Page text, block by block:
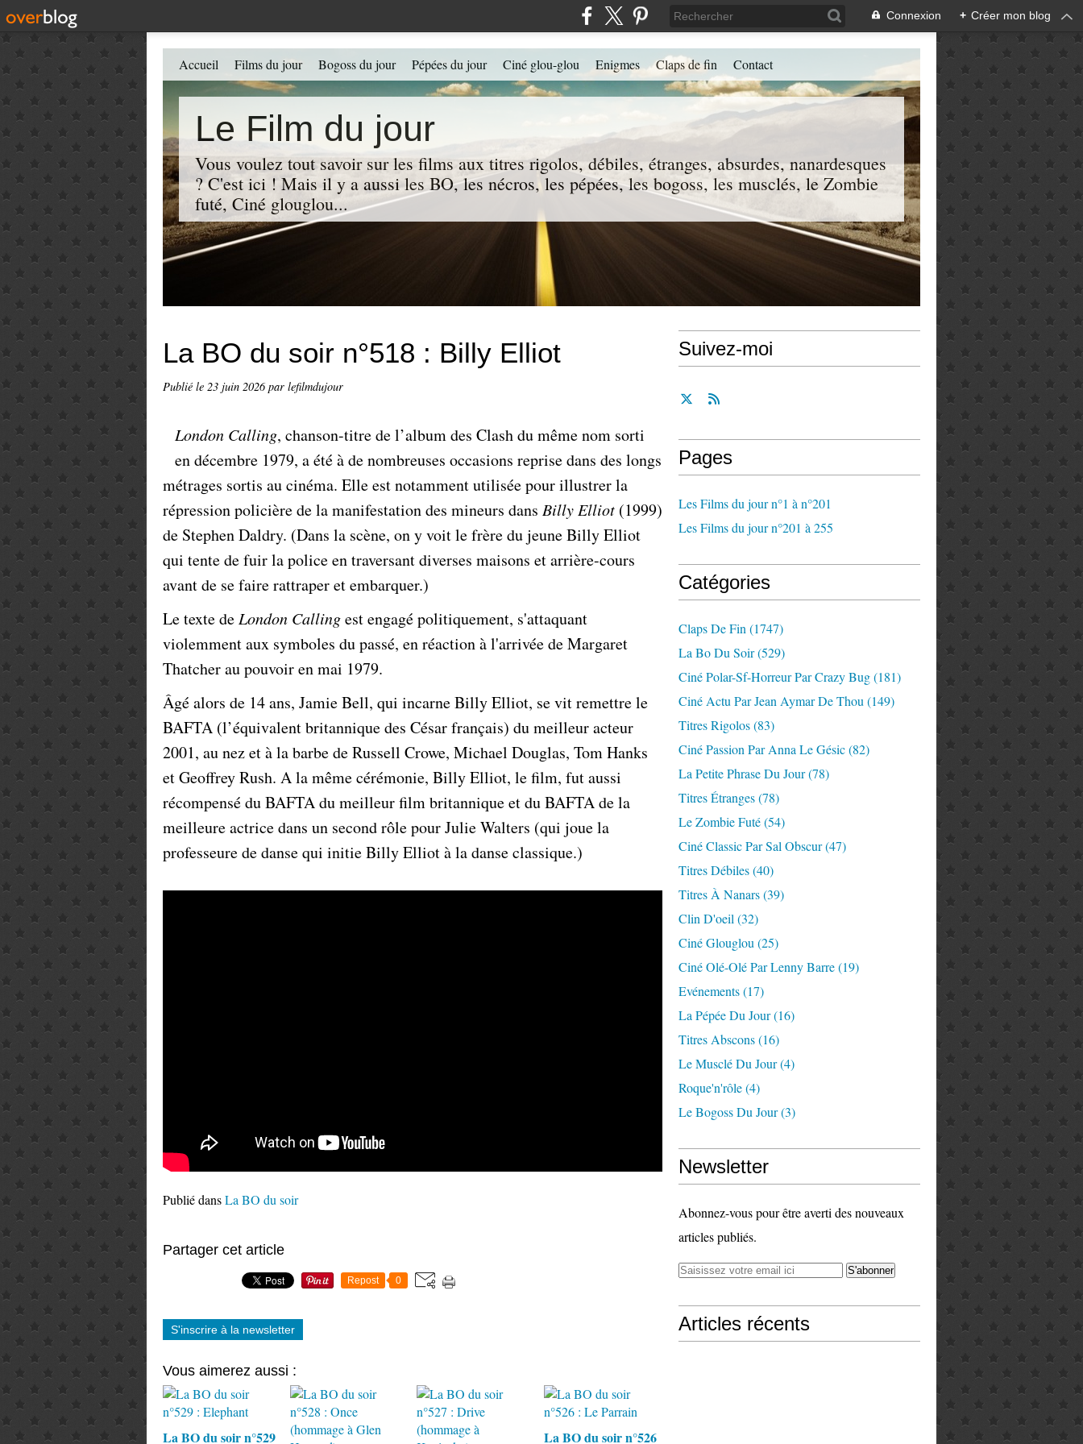
Connexion + Créer mon blog
Le Film du jour
Vous voulez tout savoir sur les films aux titres rigolos, débiles, étranges, absurdes, nanardesques
? C'est ici ! Mais il y a aussi les BO, les nécros, les pépées, les bogoss, les musclés, le Zombie
futé, Ciné glouglou...
Accueil Films du jour Bogoss du jour Pépées du jour Ciné glou-glou Enigmes Claps de fin Contact
La BO du soir n°518 : Billy Elliot
Publié le 23 juin 2026par lefilmdujour
London Calling, chanson-titre de l’album des Clash du même nom sorti
en décembre 1979, a été à de nombreuses occasions reprise dans des longs
métrages sortis au cinéma. Elle est notamment utilisée pour illustrer la
répression policière de la manifestation des mineurs dans Billy Elliot (1999)
de Stephen Daldry. (Dans la scène, on y voit le frère du jeune Billy Elliot
qui tente de fuir la police en traversant diverses maisons et arrière-cours
avant de se faire rattraper et embarquer.)
Le texte de London Callingest engagé politiquement, s'attaquant
violemment aux symboles du passé, en réaction à l'arrivée de Margaret
Thatcher au pouvoir en mai 1979.
Âgé alors de 14 ans, Jamie Bell, qui incarne Billy Elliot, se vit remettre le
BAFTA (l’équivalent britannique des César français) du meilleur acteur
2001, au nez et à la barbe de Russell Crowe, Michael Douglas, Tom Hanks
et Geoffrey Rush. A la même cérémonie, Billy Elliot, le film, fut aussi
récompensé du BAFTA du meilleur film britannique et du BAFTA de la
meilleure actrice dans un second rôle pour Julie Walters (qui joue la
professeure de danse qui initie Billy Elliot à la danse classique.)
Publié dansLa BO du soir
Partager cet article
Repost 0
S'inscrire à la newsletter
Vous aimerez aussi :
La BO du soir n°529 La BO du soir n°526
Suivez-moi
Pages
Les Films du jour n°1 à n°201
Les Films du jour n°201 à 255
Catégories
Claps De Fin (1747)
La Bo Du Soir(529)
Ciné Polar-Sf-Horreur Par Crazy Bug(181)
Ciné Actu Par Jean Aymar De Thou (149)
Titres Rigolos(83)
Ciné Passion Par Anna Le Gésic(82)
La Petite Phrase Du Jour(78)
Titres Étranges(78)
Le Zombie Futé(54)
Ciné Classic Par Sal Obscur(47)
Titres Débiles(40)
Titres À Nanars(39)
Clin D'oeil (32)
Ciné Glouglou (25)
Ciné Olé-Olé Par Lenny Barre(19)
Evénements(17)
La Pépée Du Jour(16)
Titres Abscons(16)
Le Musclé Du Jour(4)
Roque'n'rôle(4)
Le Bogoss Du Jour(3)
Newsletter
Abonnez-vous pour être averti des nouveaux
articles publiés.
Articles récents